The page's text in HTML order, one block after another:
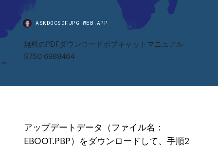
ASKDOCSDFJPG.WEB.APP
無料のPDFダウンロードボブキャットマニュアル
S750 6989464
アップデートデータ（ファイル名：
EBOOT.PBP）をダウンロードして、手順2